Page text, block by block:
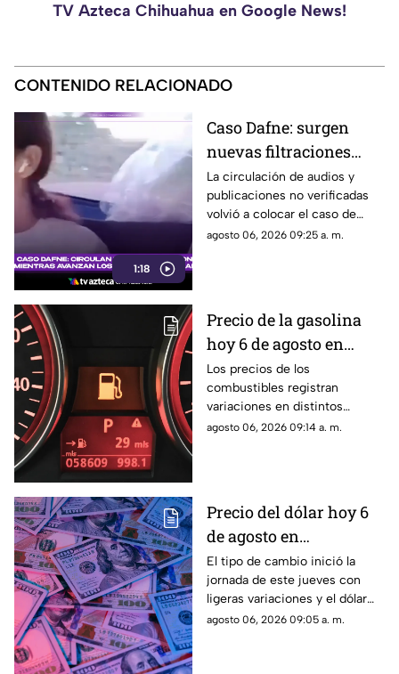
TV Azteca Chihuahua en Google News!
CONTENIDO RELACIONADO
1:18
Caso Dafne: surgen
nuevas filtraciones
mientras avanzan dos
procesos judiciales
distintos
La circulación de audios y
publicaciones no verificadas
volvió a colocar el caso de
Dafne en el centro de la
agosto 06, 2026 09:25 a. m.
Precio de la gasolina
hoy 6 de agosto en
Chihuahua: así las
variaciones en la
entidad
Los precios de los
combustibles registran
variaciones en distintos
estados del país este jueves 6
agosto 06, 2026 09:14 a. m.
Precio del dólar hoy 6
de agosto en
Chihuahua: así cotiza
el peso mexicano frente
a la divisa
estadounidense
El tipo de cambio inició la
jornada de este jueves con
ligeras variaciones y el dólar
continúa por debajo de los 18
agosto 06, 2026 09:05 a. m.